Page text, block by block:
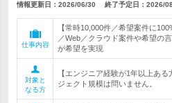
情報更新日：2026/06/30 終了予定日：2026/
仕事内容
【常時10,000件／希望案件に
／Web／クラウド案件や希望の
が希望を実現
対象と
なる方
【エンジニア経験が1年以上あ
ジェクト規模は問いません。